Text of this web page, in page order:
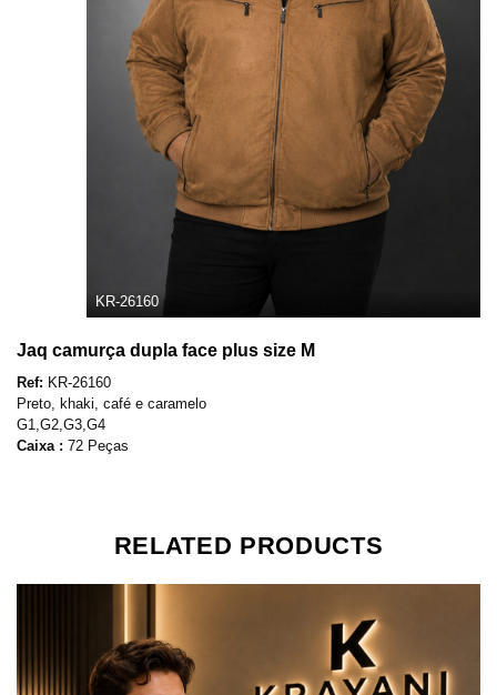
KR-26160
Jaq camurça dupla face plus size M
Ref: KR-26160
Preto, khaki, café e caramelo
G1,G2,G3,G4
Caixa : 72 Peças
RELATED PRODUCTS